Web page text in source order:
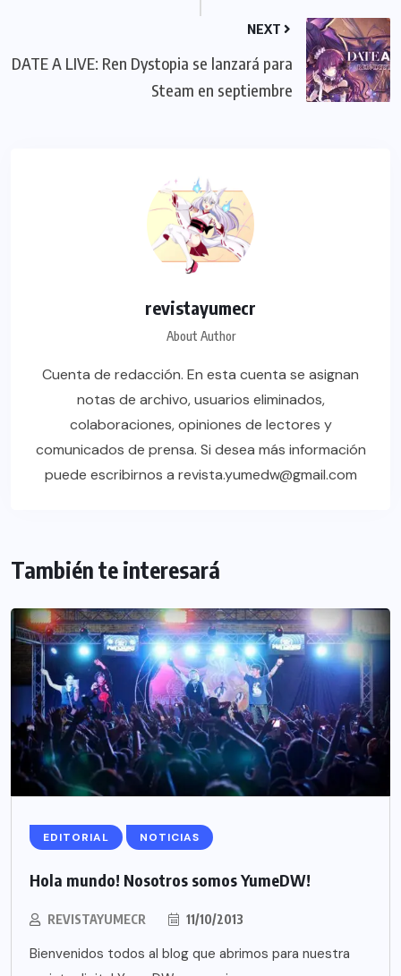
NEXT
DATE A LIVE: Ren Dystopia se lanzará para
Steam en septiembre
revistayumecr
About Author
Cuenta de redacción. En esta cuenta se asignan
notas de archivo, usuarios eliminados,
colaboraciones, opiniones de lectores y
comunicados de prensa. Si desea más información
puede escribirnos a revista.yumedw@gmail.com
También te interesará
EDITORIAL NOTICIAS
Hola mundo! Nosotros somos YumeDW!
REVISTAYUMECR 11/10/2013
Bienvenidos todos al blog que abrimos para nuestra